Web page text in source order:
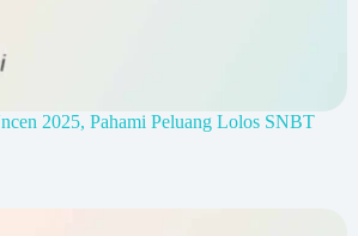
2025, Pahami Peluang Lolos SNBT